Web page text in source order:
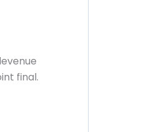
final.